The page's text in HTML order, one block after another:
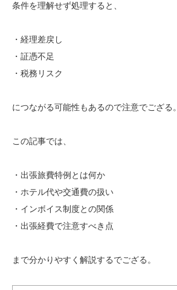
条件を理解せず処理すると、
・経理差戻し
・証憑不足
・税務リスク
につながる可能性もあるので注意でござる。
この記事では、
・出張旅費特例とは何か
・ホテル代や交通費の扱い
・インボイス制度との関係
・出張経費で注意すべき点
まで分かりやすく解説するでござる。